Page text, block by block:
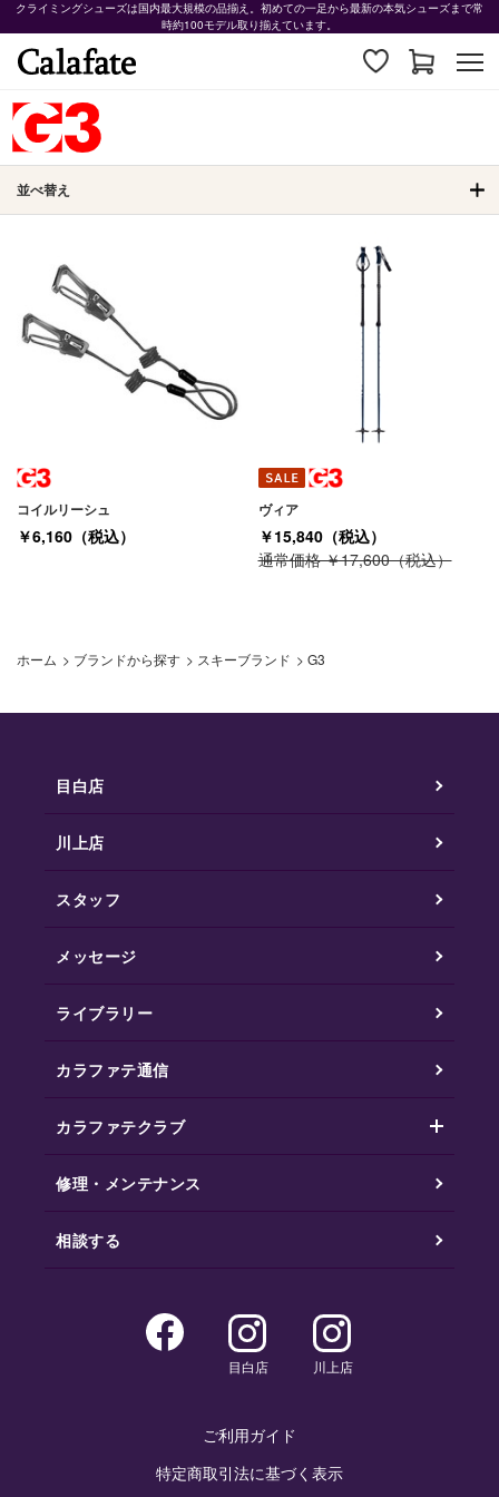
クライミングシューズは国内最大規模の品揃え。初めての一足から最新の本気シューズまで常
時約100モデル取り揃えています。
並べ替え
コイルリーシュ
￥6,160（税込）
ヴィア
￥15,840（税込）
通常価格 ￥17,600（税込）
ホーム > ブランドから探す > スキーブランド > G3
目白店
川上店
スタッフ
メッセージ
ライブラリー
カラファテ通信
カラファテクラブ
修理・メンテナンス
相談する
目白店 川上店
ご利用ガイド
特定商取引法に基づく表示